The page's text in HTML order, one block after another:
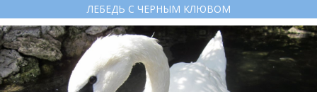
ЛЕБЕДЬ С ЧЕРНЫМ КЛЮВОМ